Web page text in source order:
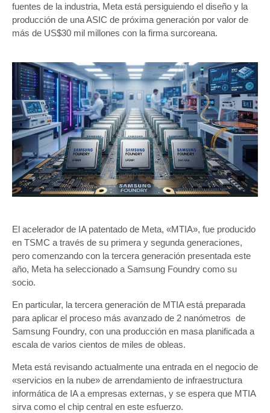
fuentes de la industria, Meta está persiguiendo el diseño y la
producción de una ASIC de próxima generación por valor de
más de US$30 mil millones con la firma surcoreana.
El acelerador de IA patentado de Meta, «MTIA», fue producido
en TSMC a través de su primera y segunda generaciones,
pero comenzando con la tercera generación presentada este
año, Meta ha seleccionado a Samsung Foundry como su
socio.
En particular, la tercera generación de MTIA está preparada
para aplicar el proceso más avanzado de 2 nanómetros de
Samsung Foundry, con una producción en masa planificada a
escala de varios cientos de miles de obleas.
Meta está revisando actualmente una entrada en el negocio de
«servicios en la nube» de arrendamiento de infraestructura
informática de IA a empresas externas, y se espera que MTIA
sirva como el chip central en este esfuerzo.